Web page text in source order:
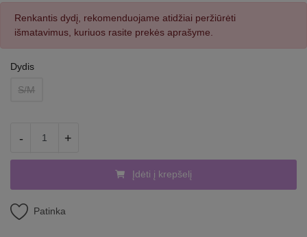
Renkantis dydį, rekomenduojame atidžiai peržiūrėti
išmatavimus, kuriuos rasite prekės aprašyme.
Dydis
S/M
- +
Įdėti į krepšelį
Patinka